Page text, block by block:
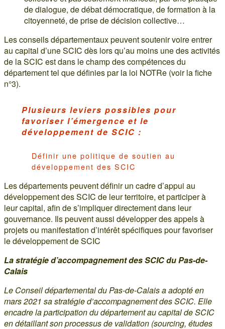
de dialogue, de débat démocratique, de formation à la
citoyenneté, de prise de décision collective…
Les conseils départementaux peuvent soutenir voire entrer
au capital d’une SCIC dès lors qu’au moins une des activités
de la SCIC est dans le champ des compétences du
département tel que définies par la loi NOTRe (voir la fiche
n°3).
Plusieurs leviers possibles pour
favoriser l’émergence et le
développement de SCIC :
Définir une politique de soutien au
développement des SCIC
Les départements peuvent définir un cadre d’appui au
développement des SCIC de leur territoire, et participer à
leur capital, afin de s’impliquer directement dans leur
gouvernance. Ils peuvent aussi développer des appels à
projets ou manifestation d’intérêt spécifiques pour favoriser
le développement de SCIC
La stratégie d’accompagnement des SCIC du Pas-de-
Calais
Le Conseil départemental du Pas-de-Calais a adopté en
mars 2021 sa stratégie d’accompagnement des SCIC. Elle
encadre la participation du département au capital de SCIC
en détaillant son processus de validation (sourcing, études